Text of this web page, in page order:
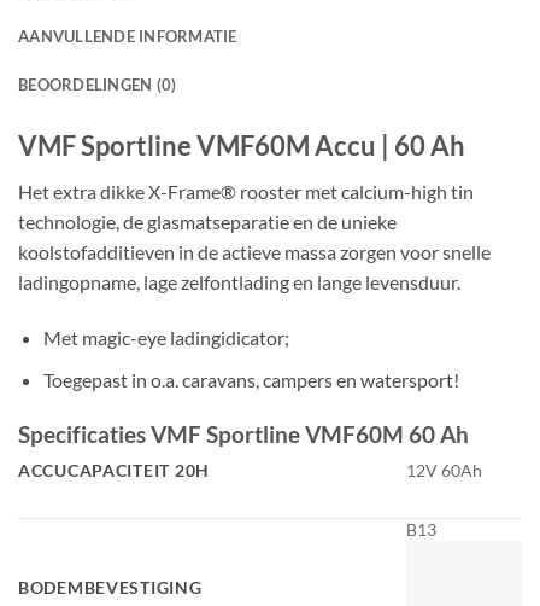
AANVULLENDE INFORMATIE
BEOORDELINGEN (0)
VMF Sportline VMF60M Accu | 60 Ah
Het extra dikke X-Frame® rooster met calcium-high tin
technologie, de glasmatseparatie en de unieke
koolstofadditieven in de actieve massa zorgen voor snelle
ladingopname, lage zelfontlading en lange levensduur.
Met magic-eye ladingidicator;
Toegepast in o.a. caravans, campers en watersport!
Specificaties VMF Sportline VMF60M 60 Ah
ACCUCAPACITEIT 20H 12V 60Ah
BODEMBEVESTIGING
B13